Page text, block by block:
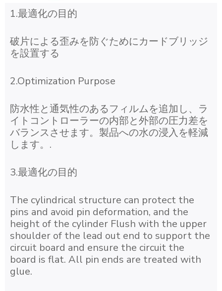
1.最適化の目的
破片による歪みを防ぐためにカードブリッジ
を設置する
2.Optimization Purpose
防水性と通気性のあるフィルムを追加し、ラ
イトコントローラーの内部と外部の圧力差を
バランスさせます。製品への水の浸入を軽減
します。.
3.最適化の目的
The cylindrical structure can protect the
pins and avoid pin deformation, and the
height of the cylinder Flush with the upper
shoulder of the lead out end to support the
circuit board and ensure the circuit the
board is flat. All pin ends are treated with
glue.